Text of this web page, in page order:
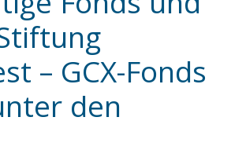
– GCX-Fonds
den